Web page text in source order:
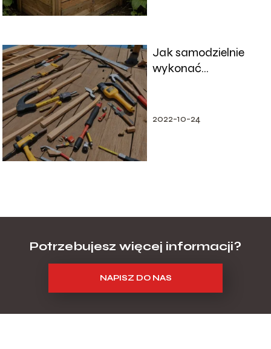
Jak samodzielnie
wykonać
2022-10-24
Potrzebujesz więcej informacji?
NAPISZ DO NAS